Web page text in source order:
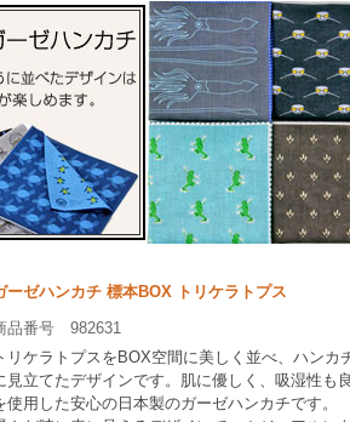
ーゼハンカチ 標本BOX トリケラトプス
品番号 982631
リケラトプスをBOX空間に美しく並べ、ハンカ
見立てたデザインです。肌に優しく、吸湿性も
使用した安心の日本製のガーゼハンカチです。